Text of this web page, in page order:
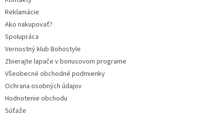
Reklamácie
Ako nakupovať?
Spolupráca
Vernostný klub Bohostyle
Zbierajte lapače v bonusovom programe
Všeobecné obchodné podmienky
Ochrana osobných údajov
Hodnotenie obchodu
Súťaže